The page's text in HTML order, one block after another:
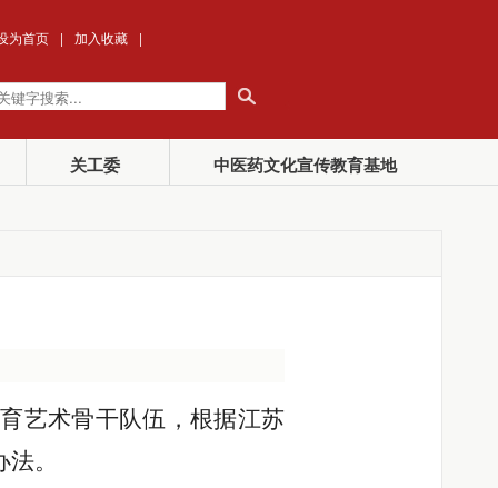
为首页 | 加入收藏 |
关工委 中医药文化宣传教育基地
艺术骨干队伍，根据江苏
。